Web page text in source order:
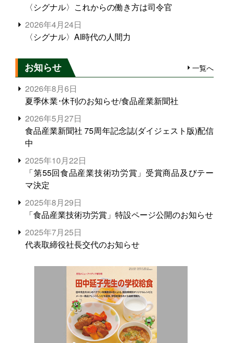
〈シグナル〉これからの働き方は司令官
2026年4月24日
〈シグナル〉AI時代の人間力
お知らせ 一覧へ
2026年8月6日
夏季休業･休刊のお知らせ/食品産業新聞社
2026年5月27日
食品産業新聞社 75周年記念誌(ダイジェスト版)配信
中
2025年10月22日
「第55回食品産業技術功労賞」受賞商品及びテー
マ決定
2025年8月29日
「食品産業技術功労賞」特設ページ公開のお知らせ
2025年7月25日
代表取締役社長交代のお知らせ